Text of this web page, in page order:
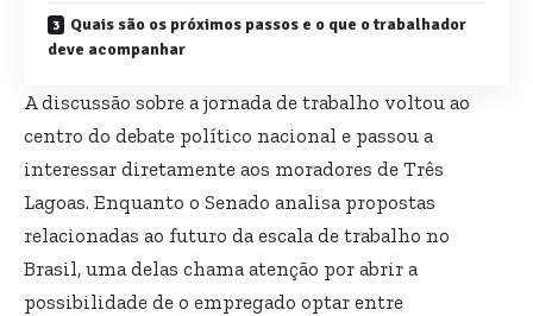
Quais são os próximos passos e o que o trabalhador
deve acompanhar
A discussão sobre a jornada de trabalho voltou ao
centro do debate político nacional e passou a
interessar diretamente aos moradores de Três
Lagoas. Enquanto o Senado analisa propostas
relacionadas ao futuro da escala de trabalho no
Brasil, uma delas chama atenção por abrir a
possibilidade de o empregado optar entre